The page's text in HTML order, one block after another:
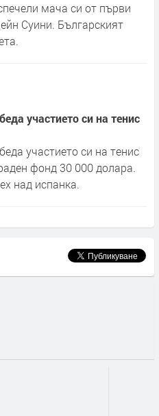
мача си от първи
Суини. Българският
участието си на тенис
участието си на тенис
фонд 30 000 долара.
над испанка.